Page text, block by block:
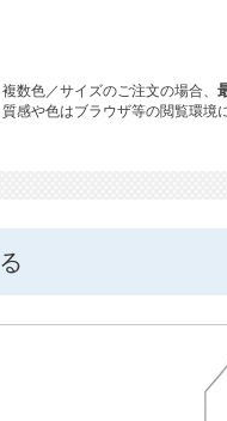
数色／サイズのご注文の場合、
感や色はブラウザ等の閲覧環境